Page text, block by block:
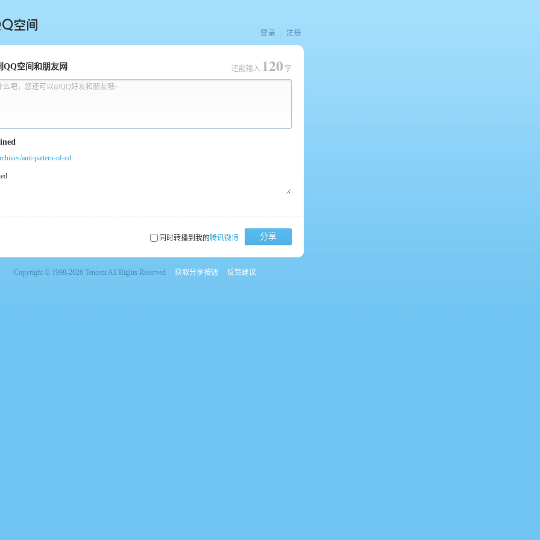
间
登录 注册
QQ空间和朋友网
么吧，您还可以@QQ好友和朋友哦~
还能输入 120 字
anti-pattern-of-cd
同时转播到我的腾讯微博 分享
Copyright © 1998-2026 Tencent All Rights Reserved 获取分享按钮 反馈建议